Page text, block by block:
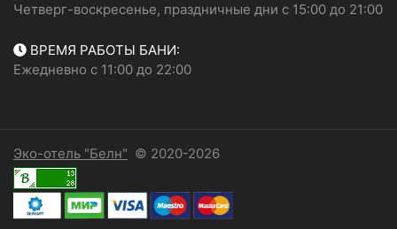
Четверг-воскресенье, праздничные дни с 15:00 до 21:00
ВРЕМЯ РАБОТЫ БАНИ:
Ежедневно с 11:00 до 22:00
Эко-отель "Белн" © 2020-2026